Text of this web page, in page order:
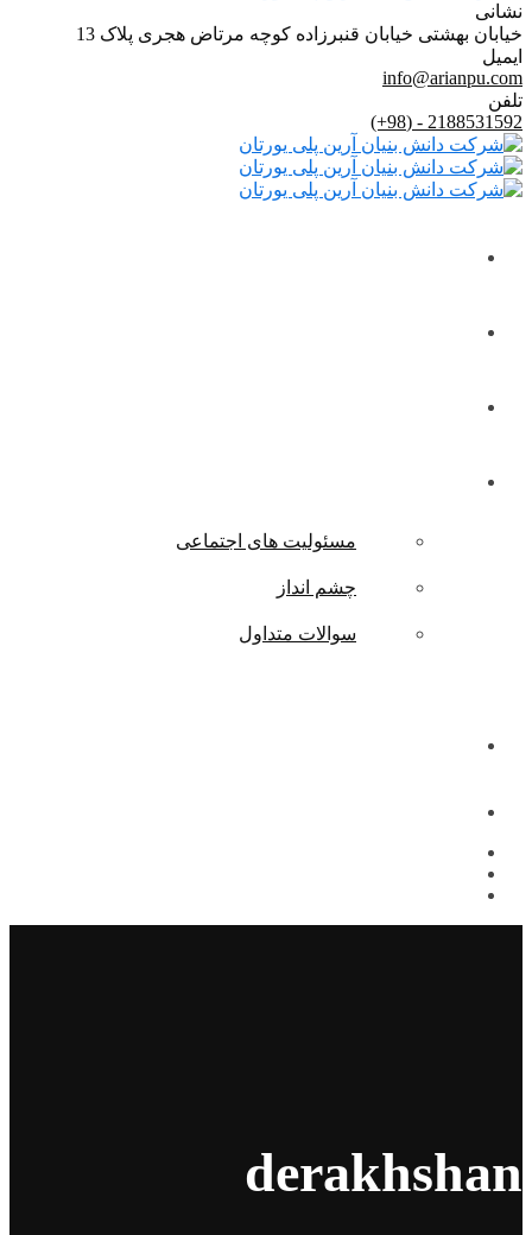
نشانی
خیابان بهشتی خیابان قنبرزاده کوچه مرتاض هجری پلاک 13
ایمیل
info@arianpu.com
تلفن
2188531592 - (98+)
مسئولیت های اجتماعی
چشم انداز
سوالات متداول
derakhshan